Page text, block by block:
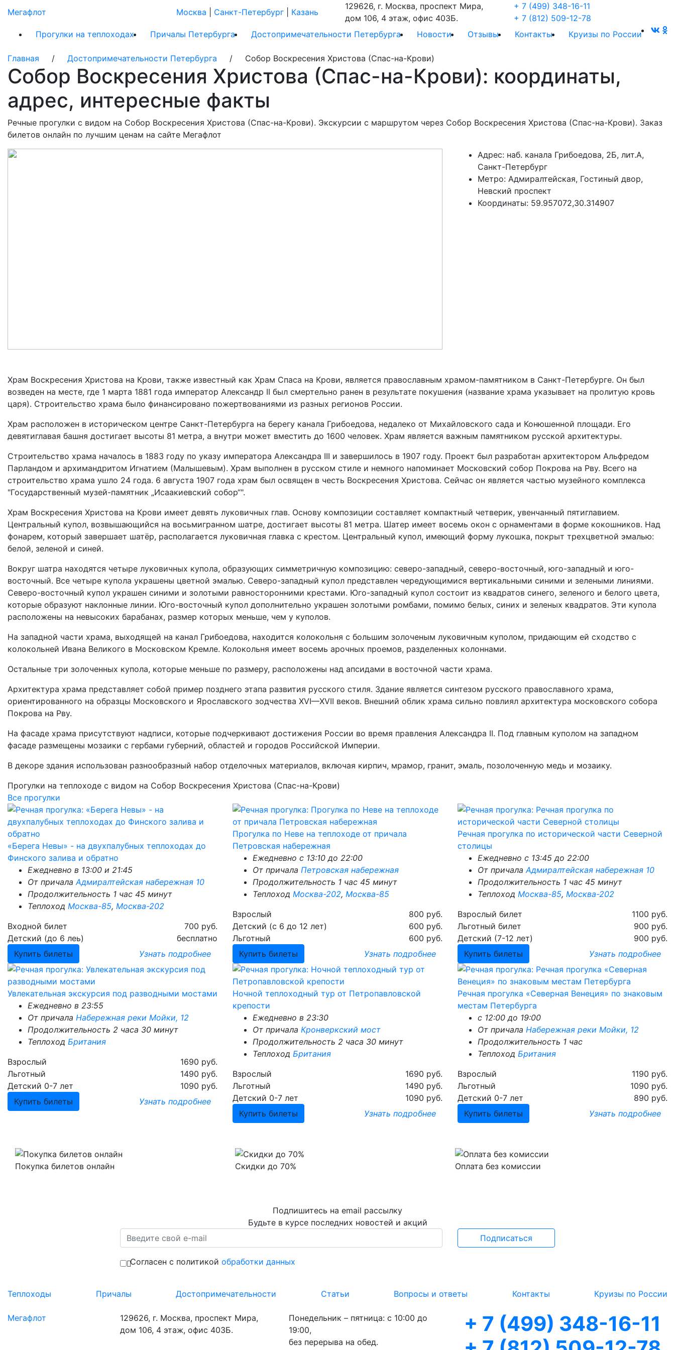
Мегафлот Москва Санкт-Петербург Казань
129626, г. Москва, проспект Мира,
дом 106, 4 этаж, офис 403Б.
+ 7 (499) 348-16-11
+ 7 (812) 509-12-78
Прогулки на теплоходах
Причалы Петербурга Достопримечательности Петербурга Новости Отзывы Контакты Круизы по России
Главная / Достопримечательности Петербурга / Собор Воскресения Христова (Спас-на-Крови)
Собор Воскресения Христова (Спас-на-Крови): координаты,
адрес, интересные факты
Речные прогулки с видом на Собор Воскресения Христова (Спас-на-Крови). Экскурсии с маршрутом через Собор Воскресения Христова (Спас-на-Крови). Заказ
билетов онлайн по лучшим ценам на сайте Мегафлот
Адрес: наб. канала Грибоедова, 2Б, лит.А,
Санкт-Петербург
Метро: Адмиралтейская, Гостиный двор,
Невский проспект
Координаты: 59.957072,30.314907
Храм Воскресения Христова на Крови, также известный как Храм Спаса на Крови, является православным храмом-памятником в Санкт-Петербурге. Он был
возведен на месте, где 1 марта 1881 года император Александр II был смертельно ранен в результате покушения (название храма указывает на пролитую кровь
царя). Строительство храма было финансировано пожертвованиями из разных регионов России.
Храм расположен в историческом центре Санкт-Петербурга на берегу канала Грибоедова, недалеко от Михайловского сада и Конюшенной площади. Его
девятиглавая башня достигает высоты 81 метра, а внутри может вместить до 1600 человек. Храм является важным памятником русской архитектуры.
Строительство храма началось в 1883 году по указу императора Александра III и завершилось в 1907 году. Проект был разработан архитектором Альфредом
Парландом и архимандритом Игнатием (Малышевым). Храм выполнен в русском стиле и немного напоминает Московский собор Покрова на Рву. Всего на
строительство храма ушло 24 года. 6 августа 1907 года храм был освящен в честь Воскресения Христова. Сейчас он является частью музейного комплекса
"Государственный музей-памятник „Исаакиевский собор“".
Храм Воскресения Христова на Крови имеет девять луковичных глав. Основу композиции составляет компактный четверик, увенчанный пятиглавием.
Центральный купол, возвышающийся на восьмигранном шатре, достигает высоты 81 метра. Шатер имеет восемь окон с орнаментами в форме кокошников. Над
фонарем, который завершает шатёр, располагается луковичная главка с крестом. Центральный купол, имеющий форму лукошка, покрыт трехцветной эмалью:
белой, зеленой и синей.
Вокруг шатра находятся четыре луковичных купола, образующих симметричную композицию: северо-западный, северо-восточный, юго-западный и юго-
восточный. Все четыре купола украшены цветной эмалью. Северо-западный купол представлен чередующимися вертикальными синими и зелеными линиями.
Северо-восточный купол украшен синими и золотыми равносторонними крестами. Юго-западный купол состоит из квадратов синего, зеленого и белого цвета,
которые образуют наклонные линии. Юго-восточный купол дополнительно украшен золотыми ромбами, помимо белых, синих и зеленых квадратов. Эти купола
расположены на невысоких барабанах, размер которых меньше, чем у куполов.
На западной части храма, выходящей на канал Грибоедова, находится колокольня с большим золоченым луковичным куполом, придающим ей сходство с
колокольней Ивана Великого в Московском Кремле. Колокольня имеет восемь арочных проемов, разделенных колоннами.
Остальные три золоченных купола, которые меньше по размеру, расположены над апсидами в восточной части храма.
Архитектура храма представляет собой пример позднего этапа развития русского стиля. Здание является синтезом русского православного храма,
ориентированного на образцы Московского и Ярославского зодчества XVI—XVII веков. Внешний облик храма сильно повлиял архитектура московского собора
Покрова на Рву.
На фасаде храма присутствуют надписи, которые подчеркивают достижения России во время правления Александра II. Под главным куполом на западном
фасаде размещены мозаики с гербами губерний, областей и городов Российской Империи.
В декоре здания использован разнообразный набор отделочных материалов, включая кирпич, мрамор, гранит, эмаль, позолоченную медь и мозаику.
Прогулки на теплоходе с видом на Собор Воскресения Христова (Спас-на-Крови)
Все прогулки
«Берега Невы» - на двухпалубных теплоходах до
Финского залива и обратно
Ежедневно в 13:00 и 21:45
От причалаАдмиралтейская набережная 10
Продолжительность 1 час 45 минут
Теплоход Москва-85, Москва-202
Входной билет
700 руб.
Детский (до 6 леь)
бесплатно
Купить билеты
Узнать подробнее
Прогулка по Неве на теплоходе от причала
Петровская набережная
Ежедневно с 13:10 до 22:00
От причала Петровская набережная
Продолжительность 1 час 45 минут
Теплоход Москва-202, Москва-85
Взрослый
800 руб.
Детский (с 6 до 12 лет)
600 руб.
Льготный
600 руб.
Купить билеты
Узнать подробнее
Речная прогулка по исторической части Северной
столицы
Ежедневно с 13:45 до 22:00
От причалаАдмиралтейская набережная 10
Продолжительность 1 час 45 минут
Теплоход Москва-85, Москва-202
Взрослый билет
1100 руб.
Льготный билет
900 руб.
Детский (7-12 лет)
900 руб.
Купить билеты
Узнать подробнее
Увлекательная экскурсия под разводными мостами
Ежедневно в 23:55
От причала Набережная реки Мойки, 12
Продолжительность 2 часа 30 минут
Теплоход Британия
Взрослый
1690 руб.
Льготный
1490 руб.
Детский 0-7 лет
1090 руб.
Купить билеты
Узнать подробнее
Ночной теплоходный тур от Петропавловской
крепости
Ежедневно в 23:30
От причала Кронверкский мост
Продолжительность 2 часа 30 минут
Теплоход Британия
Взрослый
1690 руб.
Льготный
1490 руб.
Детский 0-7 лет
1090 руб.
Купить билеты
Узнать подробнее
Речная прогулка «Северная Венеция» по знаковым
местам Петербурга
с 12:00 до 19:00
От причала Набережная реки Мойки, 12
Продолжительность 1 час
Теплоход Британия
Взрослый
1190 руб.
Льготный
1090 руб.
Детский 0-7 лет
890 руб.
Купить билеты
Узнать подробнее
Покупка билетов онлайн Скидки до 70% Оплата без комиссии
Подпишитесь на email рассылку
Будьте в курсе последних новостей и акций
Подписаться
Согласен с политикой обработки данных
Теплоходы Причалы Достопримечательности Статьи Вопросы и ответы Контакты Круизы по России
Мегафлот
129626, г. Москва, проспект Мира,
дом 106, 4 этаж, офис 403Б.
Понедельник – пятница: с 10:00 до
19:00,
без перерыва на обед.
+ 7 (499) 348-16-11